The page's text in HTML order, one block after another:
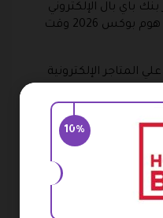
باي بال الإلكتروني
واحرص على استعمال كود خصم هوم بوكس 2026 وقت
المتاجر الإلكترونية
بوكس
10%